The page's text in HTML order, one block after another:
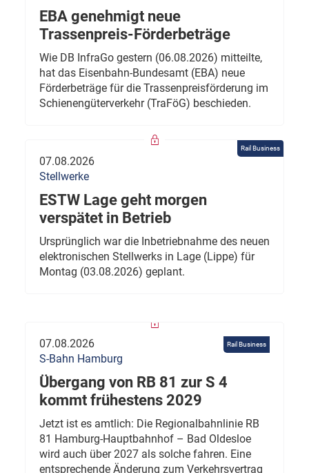
EBA genehmigt neue
Trassenpreis-Förderbeträge
Wie DB InfraGo gestern (06.08.2026) mitteilte,
hat das Eisenbahn-Bundesamt (EBA) neue
Förderbeträge für die Trassenpreisförderung im
Schienengüterverkehr (TraFöG) beschieden.
Rail Business
07.08.2026
Stellwerke
ESTW Lage geht morgen
verspätet in Betrieb
Ursprünglich war die Inbetriebnahme des neuen
elektronischen Stellwerks in Lage (Lippe) für
Montag (03.08.2026) geplant.
Rail Business
07.08.2026
S-Bahn Hamburg
Übergang von RB 81 zur S 4
kommt frühestens 2029
Jetzt ist es amtlich: Die Regionalbahnlinie RB
81 Hamburg-Hauptbahnhof – Bad Oldesloe
wird auch über 2027 als solche fahren. Eine
entsprechende Änderung zum Verkehrsvertrag